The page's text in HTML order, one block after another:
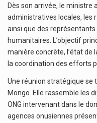
Dès son arrivée, le ministre
administratives locales, les
ainsi que des
humanitaires. L’objectif
manière concrète, l’état de
la coordination des efforts
Une réunion stratégique
Mongo. Elle rassemble les
ONG intervenant dans le
agences onusiennes